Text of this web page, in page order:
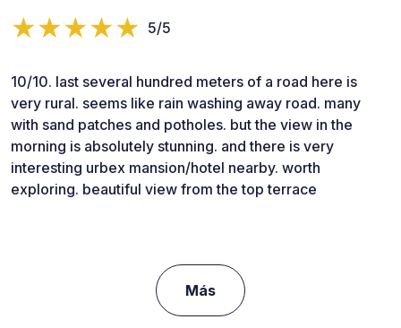
5/5
10/10. last several hundred meters of a road here is
very rural. seems like rain washing away road. many
with sand patches and potholes. but the view in the
morning is absolutely stunning. and there is very
interesting urbex mansion/hotel nearby. worth
exploring. beautiful view from the top terrace
Más